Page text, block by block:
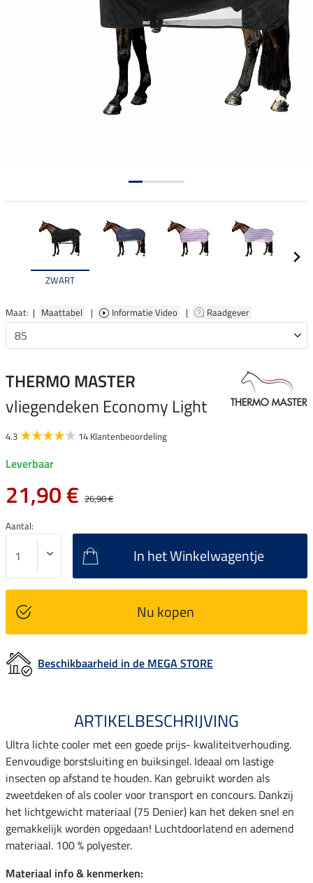
ZWART
Maat: | Maattabel | Informatie Video | Raadgever
THERMO MASTER
vliegendeken Economy Light
4.3 14 Klantenbeoordeling
Leverbaar
21,90 € 26,90 €
Aantal:
In het Winkelwagentje
Nu kopen
Beschikbaarheid in de MEGA STORE
ARTIKELBESCHRIJVING
Ultra lichte cooler met een goede prijs- kwaliteitverhouding.
Eenvoudige borstsluiting en buiksingel. Ideaal om lastige
insecten op afstand te houden. Kan gebruikt worden als
zweetdeken of als cooler voor transport en concours. Dankzij
het lichtgewicht materiaal (75 Denier) kan het deken snel en
gemakkelijk worden opgedaan! Luchtdoorlatend en ademend
materiaal. 100 % polyester.
Materiaal info & kenmerken: